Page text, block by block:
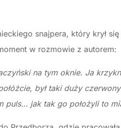
snajpera, który krył
w rozmowie z autorem:
na tym oknie. Ja
był taki duży
puls… jak tak go położyli to